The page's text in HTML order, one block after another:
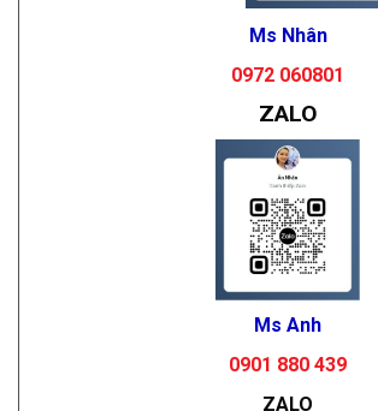
Ms Nhân
0972 060801
ZALO
Ms Anh
0901 880 439
ZALO